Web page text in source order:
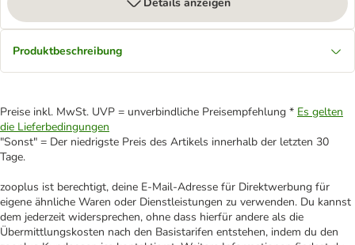
Produktbeschreibung
Preise inkl. MwSt. UVP = unverbindliche Preisempfehlung * Es gelten
die Lieferbedingungen
"Sonst" = Der niedrigste Preis des Artikels innerhalb der letzten 30
Tage.
zooplus ist berechtigt, deine E-Mail-Adresse für Direktwerbung für
eigene ähnliche Waren oder Dienstleistungen zu verwenden. Du kannst
dem jederzeit widersprechen, ohne dass hierfür andere als die
Übermittlungskosten nach den Basistarifen entstehen, indem du den